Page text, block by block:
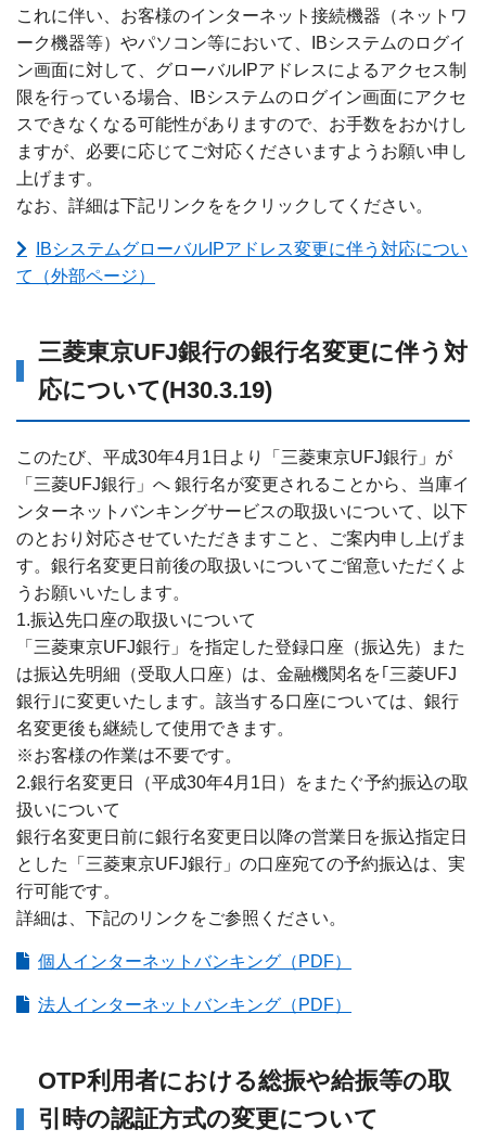
これに伴い、お客様のインターネット接続機器（ネットワ
ーク機器等）やパソコン等において、IBシステムのログイ
ン画面に対して、グローバルIPアドレスによるアクセス制
限を行っている場合、IBシステムのログイン画面にアクセ
スできなくなる可能性がありますので、お手数をおかけし
ますが、必要に応じてご対応くださいますようお願い申し
上げます。
なお、詳細は下記リンクををクリックしてください。
IBシステムグローバルIPアドレス変更に伴う対応につい
て（外部ページ）
三菱東京UFJ銀行の銀行名変更に伴う対
応について(H30.3.19)
このたび、平成30年4月1日より「三菱東京UFJ銀行」が
「三菱UFJ銀行」へ 銀行名が変更されることから、当庫イ
ンターネットバンキングサービスの取扱いについて、以下
のとおり対応させていただきますこと、ご案内申し上げま
す。銀行名変更日前後の取扱いについてご留意いただくよ
うお願いいたします。
1.振込先口座の取扱いについて
「三菱東京UFJ銀行」を指定した登録口座（振込先）また
は振込先明細（受取人口座）は、金融機関名を｢三菱UFJ
銀行｣に変更いたします。該当する口座については、銀行
名変更後も継続して使用できます。
※お客様の作業は不要です。
2.銀行名変更日（平成30年4月1日）をまたぐ予約振込の取
扱いについて
銀行名変更日前に銀行名変更日以降の営業日を振込指定日
とした「三菱東京UFJ銀行」の口座宛ての予約振込は、実
行可能です。
詳細は、下記のリンクをご参照ください。
個人インターネットバンキング（PDF）
法人インターネットバンキング（PDF）
OTP利用者における総振や給振等の取
引時の認証方式の変更について